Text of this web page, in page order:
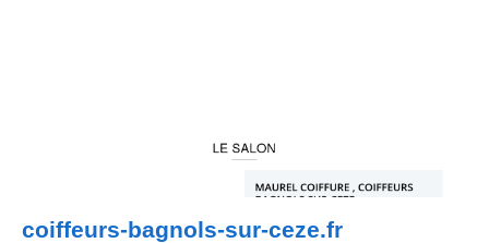
coiffeurs-bagnols-sur-ceze.fr